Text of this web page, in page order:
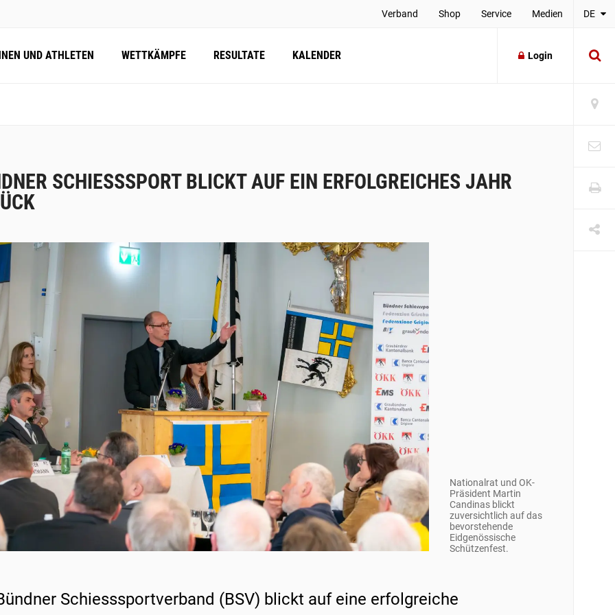
Verband Shop Service Medien DE
UND ATHLETEN WETTKÄMPFE RESULTATE KALENDER Login
SCHIESSSPORT BLICKT AUF EIN ERFOLGREICHES JAHR
Nationalrat und OK-
Präsident Martin
Candinas blickt
zuversichtlich auf das
bevorstehende
Eidgenössische
Schützenfest.
Schiesssportverband (BSV) blickt auf eine erfolgreiche